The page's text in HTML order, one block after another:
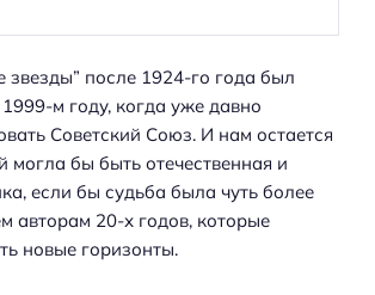
после 1924-го года был
м году, когда уже давно
Советский Союз. И нам остается
могла бы быть отечественная и
если бы судьба была чуть более
авторам 20-х годов, которые
новые горизонты.